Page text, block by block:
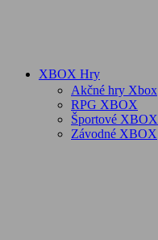
XBOX Hry
Akčné hry Xbox
RPG XBOX
Športové XBOX
Závodné XBOX